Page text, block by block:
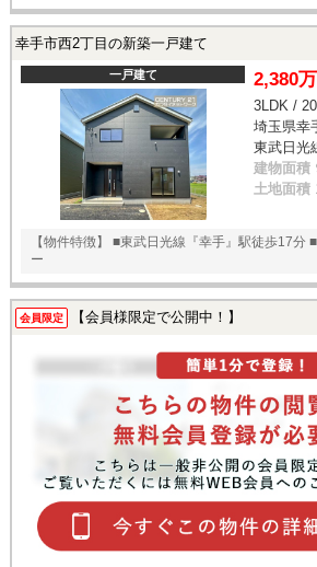
幸手市西2丁目の新築一戸建て
一戸建て 2,380
3LDK /
埼玉県幸
東武日光
建物面積
土地面積
【物件特徴】 ■東武日光線『幸手』駅徒歩17分
ー
会員限定 【会員様限定で公開中！】